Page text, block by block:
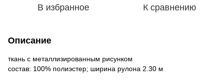
В избранное К сравнению
Описание
ткань с металлизированным рисунком
состав: 100% полиэстер; ширина рулона 2.30 м